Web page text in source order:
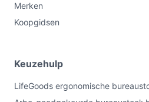
Merken
Koopgidsen
Keuzehulp
LifeGoods ergonomische